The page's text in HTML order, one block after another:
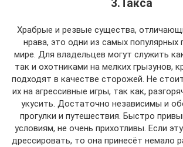
3.Такса
Храбрые и резвые существа,
нрава, это одни из самых популярных
мире. Для владельцев могут служить
так и охотниками на мелких грызунов,
подходят в качестве сторожей. Не
их на агрессивные игры, так как,
укусить. Достаточно независимы и
прогулки и путешествия. Быстро
условиям, не очень прихотливы. Если
дрессировать, то она принесёт немало